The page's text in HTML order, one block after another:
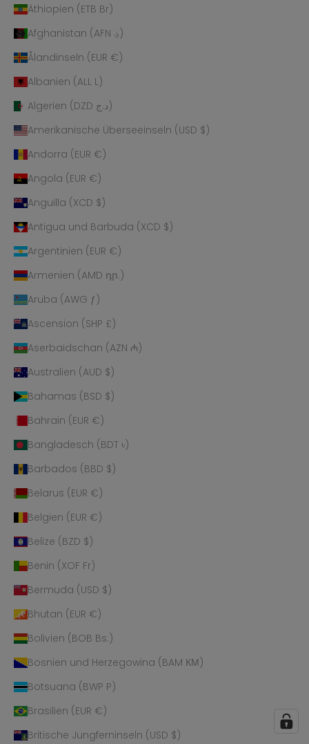
Äthiopien (ETB Br)
Afghanistan (AFN ؋)
Ålandinseln (EUR €)
Albanien (ALL L)
Algerien (DZD د.ج)
Amerikanische Überseeinseln (USD $)
Andorra (EUR €)
Angola (EUR €)
Anguilla (XCD $)
Antigua und Barbuda (XCD $)
Argentinien (EUR €)
Armenien (AMD դր.)
Aruba (AWG ƒ)
Ascension (SHP £)
Aserbaidschan (AZN ₼)
Australien (AUD $)
Bahamas (BSD $)
Bahrain (EUR €)
Bangladesch (BDT ৳)
Barbados (BBD $)
Belarus (EUR €)
Belgien (EUR €)
Belize (BZD $)
Benin (XOF Fr)
Bermuda (USD $)
Bhutan (EUR €)
Bolivien (BOB Bs.)
Bosnien und Herzegowina (BAM КМ)
Botsuana (BWP P)
Brasilien (EUR €)
Britische Jungferninseln (USD $)